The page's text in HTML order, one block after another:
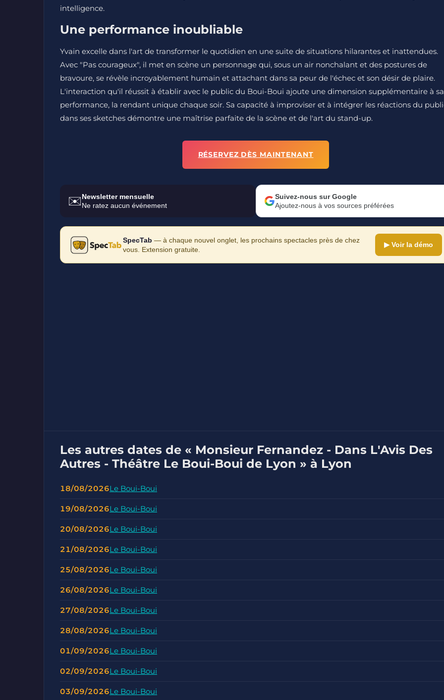
intelligence.
Une performance inoubliable
Yvain excelle dans l'art de transformer le quotidien en une suite de situations hilarantes et inattendues.
Avec "Pas courageux", il met en scène un personnage qui, sous un air nonchalant et des postures de
bravoure, se révèle incroyablement humain et attachant dans sa peur de l'échec et son désir de plaire.
L'interaction qu'il réussit à établir avec le public du Boui-Boui ajoute une dimension supplémentaire à sa
performance, la rendant unique chaque soir. Sa capacité à improviser et à intégrer les réactions du
dans ses sketches démontre une maîtrise parfaite de la scène et de l'art du stand-up.
RÉSERVEZ DÈS MAINTENANT
✉️Newsletter mensuelle
Ne ratez aucun événement
Suivez-nous sur Google
Ajoutez-nous à vos sources préférées
SpecTab — à chaque nouvel onglet, les prochains spectacles près de chez
vous. Extension gratuite.
▶ Voir la démo
Les autres dates de « Monsieur Fernandez - Dans L'Avis Des
Autres - Théâtre Le Boui-Boui de Lyon » à Lyon
18/08/2026Le Boui-Boui
19/08/2026Le Boui-Boui
20/08/2026Le Boui-Boui
21/08/2026Le Boui-Boui
25/08/2026Le Boui-Boui
26/08/2026Le Boui-Boui
27/08/2026Le Boui-Boui
28/08/2026Le Boui-Boui
01/09/2026Le Boui-Boui
02/09/2026Le Boui-Boui
03/09/2026Le Boui-Boui